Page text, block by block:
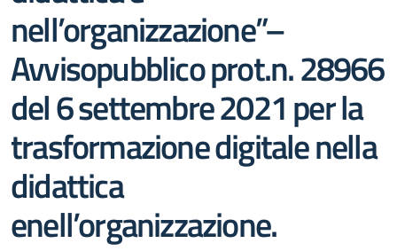
nell’organizzazione”–
Avvisopubblico prot.n. 28966
del 6 settembre 2021 per la
trasformazione digitale nella
didattica
enell’organizzazione.